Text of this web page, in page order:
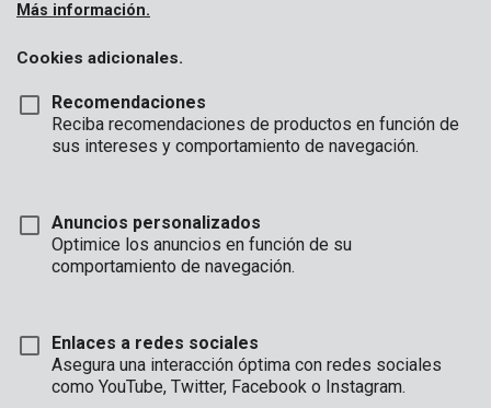
KRTGR67170
Enrollador manguera 30m
Más información.
Cookies adicionales.
Recomendaciones
Reciba recomendaciones de productos en función de
sus intereses y comportamiento de navegación.
Anuncios personalizados
Optimice los anuncios en función de su
comportamiento de navegación.
Enlaces a redes sociales
Asegura una interacción óptima con redes sociales
como YouTube, Twitter, Facebook o Instagram.